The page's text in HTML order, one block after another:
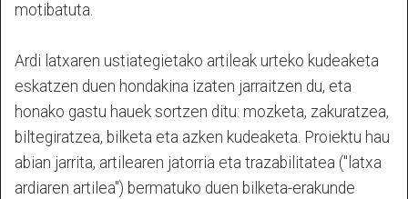
motibatuta.
Ardi latxaren ustiategietako artileak urteko kudeaketa
eskatzen duen hondakina izaten jarraitzen du, eta
honako gastu hauek sortzen ditu: mozketa, zakuratzea,
biltegiratzea, bilketa eta azken kudeaketa. Proiektu hau
abian jarrita, artilearen jatorria eta trazabilitatea ("latxa
ardiaren artilea") bermatuko duen bilketa-erakunde